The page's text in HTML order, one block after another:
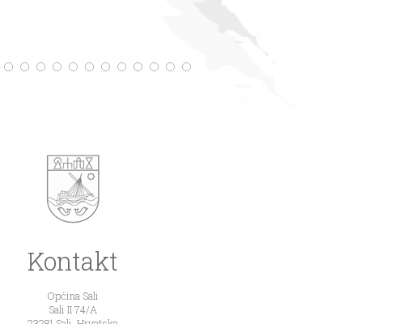
Kontakt
Općina Sali
Sali II 74/A